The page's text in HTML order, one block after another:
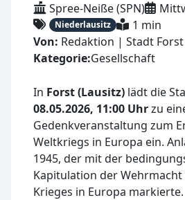
Spree-Neiße (SPN)
Niederlausitz
1 min
Von: Redaktion | Stadt Forst
Kategorie:Gesellschaft
In Forst (Lausitz) lädt die
08.05.2026, 11:00 Uhrzu
Gedenkveranstaltung zum
Weltkriegs in Europa ein.
1945, der mit der
Kapitulation der Wehrmacht
Krieges in Europa markierte.